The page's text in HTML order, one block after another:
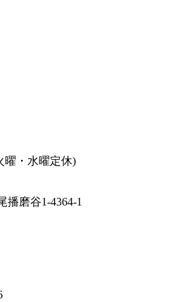
曜・水曜定休)
播磨谷1-4364-1